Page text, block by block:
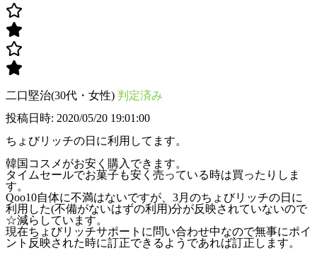
二口堅治(30代・女性) 判定済み
投稿日時: 2020/05/20 19:01:00
ちょびリッチの日に利用してます。
韓国コスメがお安く購入できます。
タイムセールでお菓子も安く売っている時は買ったりしま
す。
Qoo10自体に不満はないですが、3月のちょびリッチの日に
利用した(不備がないはずの利用)分が反映されていないので
☆減らしています。
現在ちょびリッチサポートに問い合わせ中なので無事にポイ
ント反映された時に訂正できるようであれば訂正します。